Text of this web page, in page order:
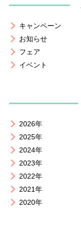
キャンペーン
お知らせ
フェア
イベント
2026年
2025年
2024年
2023年
2022年
2021年
2020年